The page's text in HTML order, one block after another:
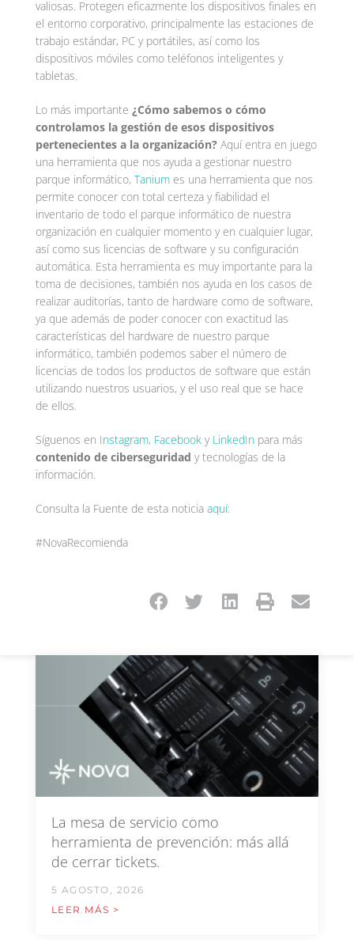
valiosas. Protegen eficazmente los dispositivos finales en
el entorno corporativo, principalmente las estaciones de
trabajo estándar, PC y portátiles, así como los
dispositivos móviles como teléfonos inteligentes y
tabletas.
Lo más importante ¿Cómo sabemos o cómo
controlamos la gestión de esos dispositivos
pertenecientes a la organización?Aquí entra en juego
una herramienta que nos ayuda a gestionar nuestro
parque informático, Taniumes una herramienta que nos
permite conocer con total certeza y fiabilidad el
inventario de todo el parque informático de nuestra
organización en cualquier momento y en cualquier lugar,
así como sus licencias de software y su configuración
automática. Esta herramienta es muy importante para la
toma de decisiones, también nos ayuda en los casos de
realizar auditorías, tanto de hardware como de software,
ya que además de poder conocer con exactitud las
características del hardware de nuestro parque
informático, también podemos saber el número de
licencias de todos los productos de software que están
utilizando nuestros usuarios, y el uso real que se hace
de ellos.
Síguenos en Instagram, Facebooky LinkedInpara más
contenido de ciberseguridad y tecnologías de la
información.
Consulta la Fuente de esta noticia aquí:
#NovaRecomienda
La mesa de servicio como
herramienta de prevención: más allá
de cerrar tickets.
5 AGOSTO, 2026
LEER MÁS >